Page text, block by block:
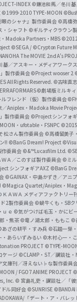
INDEX ©鎌池和馬／冬川基
©1999-2010 TYPE-MOON
のシャナ』製作委員会 ©高橋
・シャフト ©ギルティクラウン
Madoka Partners・MBS
©SEGA / ©Crypton Future
The MOVIE 2nd A's
／アスキー・メディアワーク
製作委員会©Project wooser 2
All Rights Reserved. ©古味直
©劇場版ミルキ
フレンド（仮）製作委員会
Aniplex・Madoka Movie
製作委員会 ©Project シンフォ
・ufotable・FSNPC ©2015
松さん製作委員会 ©高橋留美子
!! ©BanG Dream! Project
作委員会 ©&™Lucasfilm Ltd.
Ａ／このすば製作委員会 ©ミル
シンフォギアAXZ ©BanG
©GAINAX・中島かずき／アニ
©Magica Quartet/Aniplex・
ＡＷＡ メディアファクトリー
2製作委員会 ©蝸牛くも・SBク
ｕｅ ©気がつけば毛玉・かにビ
・焦茶 ©竜ノ湖太郎・ももこ ©
ざの耕平・すみ兵 ©石踏一榮
あらいずみるい ©木村心一・
PROJECT ©TYPE-
ケージ ©CLAMP・ST／講談社・
庫刊／冴えない♭な製作委員
/ FGO7 ANIME PROJECT
Inc. © 宮島礼吏・講談社／「
ル同好会 ©SUNRISE
「デート・ア・バレッ